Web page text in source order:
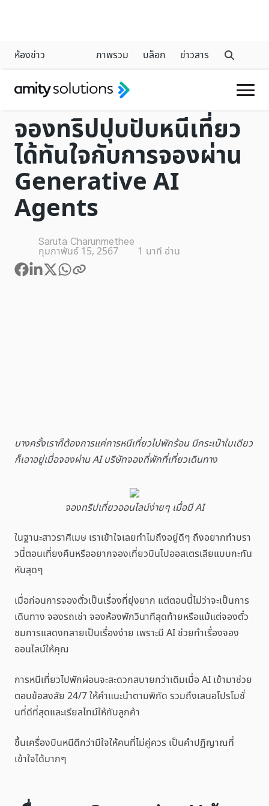
ห้องข่าว ภาพรวม บล็อก ข่าวสาร
GENERATIVE AI
จองทริปปุบปับหนีเที่ยว
ได้ทันใจกับการจองผ่าน
Generative AI
Agents
Saruta Charunmethee
กุมภาพันธ์ 15, 2567 1 นาที อ่าน
บางครั้งเราก็ต้องการแค่การหนีเที่ยวไปพักร้อน มีกระเป๋าใบเดียว
ก็เอาอยู่เมื่อจองผ่าน AI บริษัทจองที่พักที่เที่ยวเดินทาง
จองทริปเที่ยวออนไลน์ง่ายๆ เมื่อมี AI
ในฐานะสาวราศีเมษ เราเข้าใจเลยทำไมถึงอยู่ดีๆ ถึงอยากทำบรา
วนี่ตอนเที่ยงคืนหรืออยากจองเที่ยวบินไปออสเตรเลียแบบกะทัน
หันสุดๆ
เมื่อก่อนการจองตั๋วเป็นเรื่องที่ยุ่งยาก แต่ตอนนี้ไม่ว่าจะเป็นการ
เดินทาง จองรถเช่า จองห้องพักวินาทีสุดท้ายหรือแม้แต่จองตั๋ว
ชมการแสดงกลายเป็นเรื่องง่าย เพราะมี AI ช่วยทำเรื่องจอง
ออนไลน์ให้คุณ
การหนีเที่ยวไปพักผ่อนจะสะดวกสบายกว่าเดิมเมื่อ AI เข้ามาช่วย
ตอบข้อสงสัย 24/7 ให้คำแนะนำตามพิกัด รวมถึงเสนอโปรโมชั่
นที่ดีที่สุดและเรียลไทม์ให้กับลูกค้า
ขึ้นเครื่องบินหนีดีกว่ามีใจให้คนที่ไม่คู่ควร เป็นคำปฏิญาณที่
เข้าใจได้มากๆ